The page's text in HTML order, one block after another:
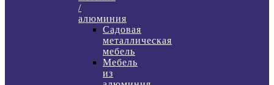
/
алюминия
Садовая
металлическая
мебель
Мебель
из